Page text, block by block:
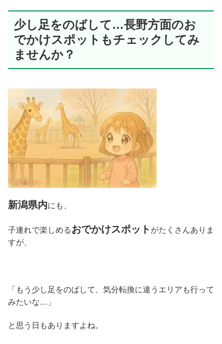
少し足をのばして…長野方面のお
でかけスポットもチェックしてみ
ませんか？
新潟県内にも、
子連れで楽しめるおでかけスポット がたくさんありま
すが、
「もう少し足をのばして、気分転換に違うエリアも行って
みたいな…」
と思う日もありますよね。